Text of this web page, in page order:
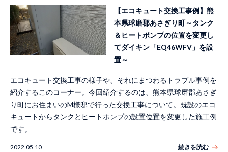
【エコキュート交換工事例】熊
本県球磨郡あさぎり町～タンク
＆ヒートポンプの位置を変更し
てダイキン「EQ46WFV」を設
置～
エコキュート交換工事の様子や、それにまつわるトラブル事例を
紹介するこのコーナー。今回紹介するのは、熊本県球磨郡あさぎ
り町にお住まいのM様邸で行った交換工事について。既設のエコ
キュートからタンクとヒートポンプの設置位置を変更した施工例
です。
2022.05.10 続きを読む